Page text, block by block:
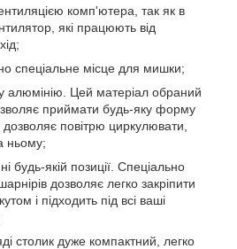
комп'ютера, так як в
які працюють від
спеціальне місце для мишки;
алюмінію. Цей матеріал обраний
приймати будь-яку форму
повітрю циркулювати,
ньому;
будь-якій позиції. Спеціально
дозволяє легко закріпити
і підходить під всі ваші
столик дуже компактний, легко